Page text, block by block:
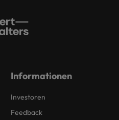
Informationen
Investoren
Feedback